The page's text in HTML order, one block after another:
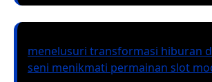
menelusuri transformasi hiburan
seni menikmati permainan slot